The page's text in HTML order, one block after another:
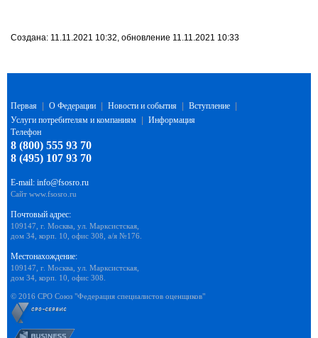
Создана: 11.11.2021 10:32, обновление 11.11.2021 10:33
Первая О Федерации Новости и события Вступление
Услуги потребителям и компаниям
Информация
Телефон
8 (800) 555 93 70
8 (495) 107 93 70
E-mail: info@fsosro.ru
Сайт www.fsosro.ru
Почтовый адрес:
109147, г. Москва, ул. Марксистская,
дом 34, корп. 10, офис 308, а/я №176.
Местонахождение:
109147, г. Москва, ул. Марксистская,
дом 34, корп. 10, офис 308.
© 2016 СРО Союз "Федерация специалистов оценщиков"